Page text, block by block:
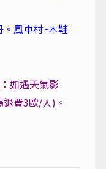
。風車村~木鞋
如遇天氣影
費3歐/人)。